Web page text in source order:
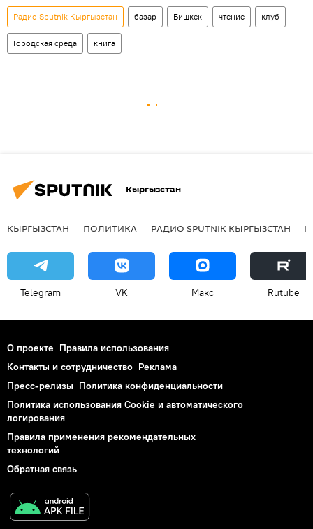
Радио Sputnik Кыргызстан базар Бишкек чтение клуб
Городская среда книга
Кыргызстан
КЫРГЫЗСТАН ПОЛИТИКА РАДИО SPUTNIK КЫРГЫЗСТАН
Telegram VK Макс Rutube
О проекте Правила использования
Контакты и сотрудничество Реклама
Пресс-релизы Политика конфиденциальности
Политика использования Cookie и автоматического
логирования
Правила применения рекомендательных
технологий
Обратная связь